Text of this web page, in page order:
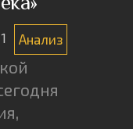
Анализ